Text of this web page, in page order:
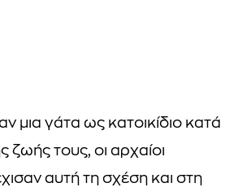
μια γάτα ως κατοικίδιο κατά
ζωής τους, οι αρχαίοι
αυτή τη σχέση και στη